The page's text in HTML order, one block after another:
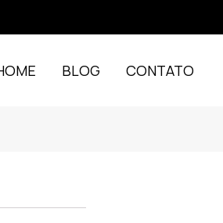
BLOG CONTATO